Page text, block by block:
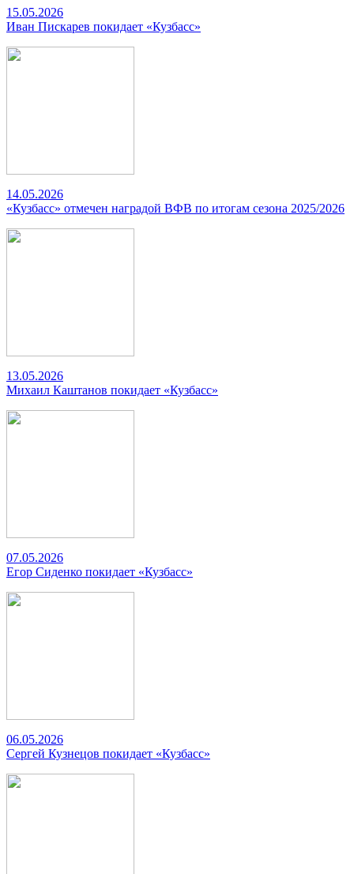
15.05.2026
Иван Пискарев покидает «Кузбасс»
14.05.2026
«Кузбасс» отмечен наградой ВФВ по итогам сезона 2025/2026
13.05.2026
Михаил Каштанов покидает «Кузбасс»
07.05.2026
Егор Сиденко покидает «Кузбасс»
06.05.2026
Сергей Кузнецов покидает «Кузбасс»